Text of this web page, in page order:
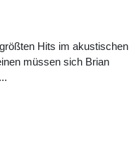
Hits im akustischen
müssen sich Brian